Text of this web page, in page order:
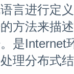
言进行定
方法来描
是Internet
理分布式